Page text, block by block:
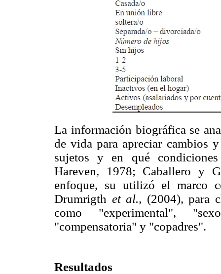
La información biográfica se
de vida para apreciar cambios
sujetos y en qué
Hareven, 1978; Caballero y
enfoque, su utilizó el marco
Drumrigth et al., (2004), para
como "experimental",
"compensatoria" y "copadres".
Resultados